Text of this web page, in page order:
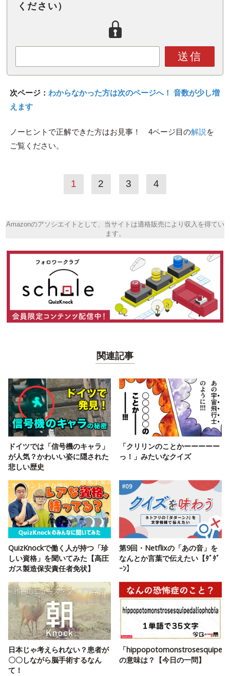
ください）
送信
次ページ： わからなかった方は次のページへ！ 音数が少し増
えます
ノーヒントで正解できた方はお見事！ 4ページ目の解説を
ご覧ください。
1 2 3 4
Amazonのアソシエイトとして、当サイトは適格販売により収入を得てい
ます。
関連記事
ドイツでは「信号機のキャラ」
が人気？かわいい姿に隠された
悲しい歴史
「クリリンのことかーーーーー
っ！」みたいなクイズ
QuizKnockで働く人が持つ「珍
しい資格」を聞いてみた【高圧
ガス製造保安責任者免状】
第9回・Netflixの「あの音」を
なんとか言葉で伝えたい【ﾀﾞﾀﾞ
ｰﾝ】
日本じゃ考えられない？患者が
〇〇しながら脳手術するなん
て！
「
の意味は？【今日の一問】